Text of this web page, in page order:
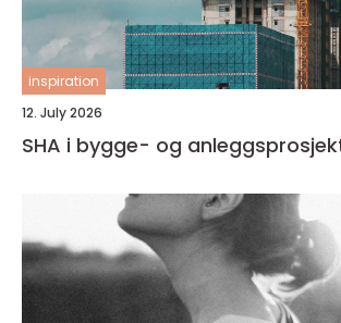
inspiration
12. July 2026
SHA i bygge- og